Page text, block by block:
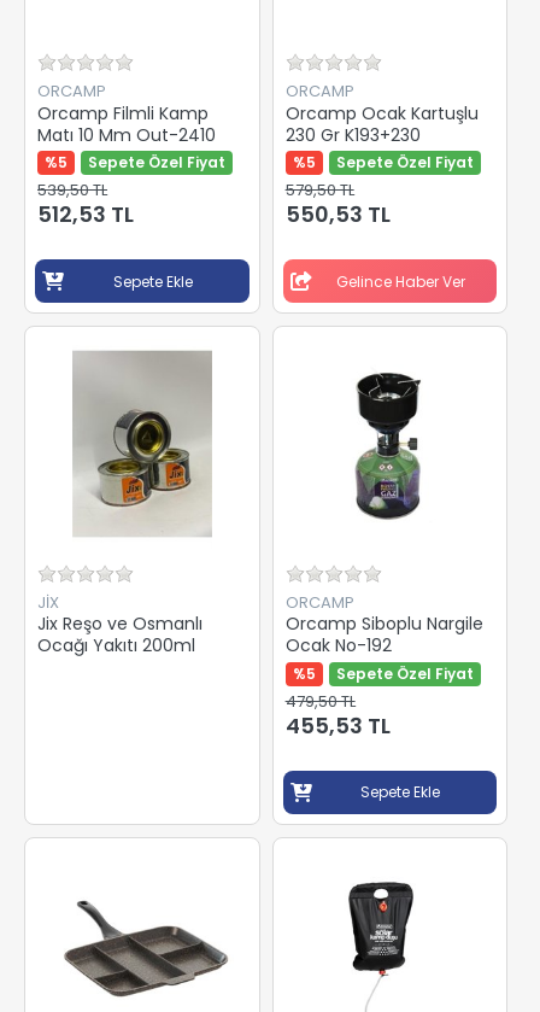
ORCAMP
Orcamp Filmli Kamp
Matı 10 Mm Out-2410
%5 Sepete Özel Fiyat
539,50 TL
512,53 TL
Sepete Ekle
ORCAMP
Orcamp Ocak Kartuşlu
230 Gr K193+230
%5 Sepete Özel Fiyat
579,50 TL
550,53 TL
Gelince Haber Ver
JİX
Jix Reşo ve Osmanlı
Ocağı Yakıtı 200ml
ORCAMP
Orcamp Siboplu Nargile
Ocak No-192
%5 Sepete Özel Fiyat
479,50 TL
455,53 TL
Sepete Ekle